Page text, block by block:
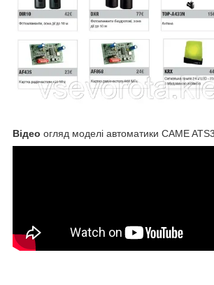
Відео огляд моделі автоматики CAME